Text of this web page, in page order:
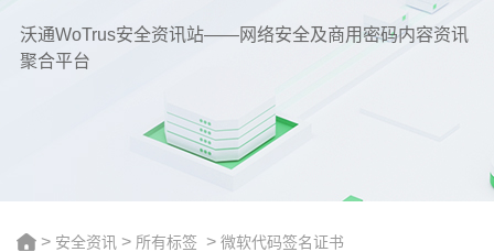
沃通WoTrus安全资讯站——网络安全及商用密码内容资讯
聚合平台
> 安全资讯 > 所有标签 > 微软代码签名证书